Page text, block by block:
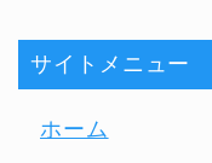
サイトメニュー
ホーム